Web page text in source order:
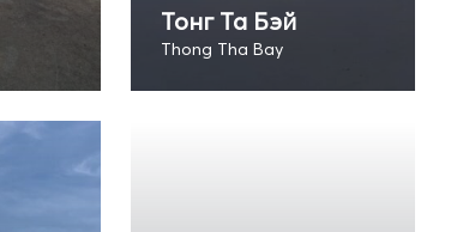
Тонг Та Бэй
Thong Tha Bay